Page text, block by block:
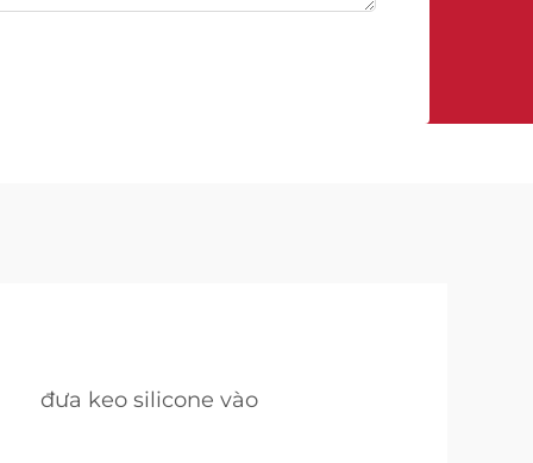
đưa keo silicone vào